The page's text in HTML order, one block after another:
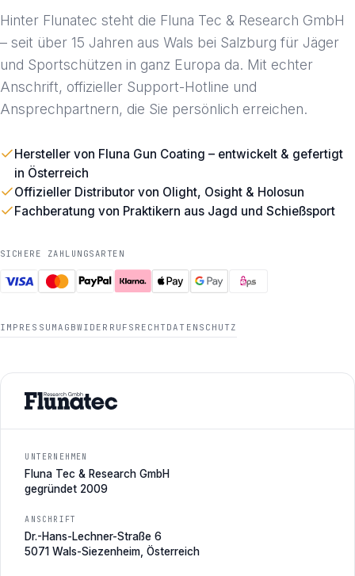
Hinter Flunatec steht die Fluna Tec & Research GmbH
– seit über 15 Jahren aus Wals bei Salzburg für Jäger
und Sportschützen in ganz Europa da. Mit echter
Anschrift, offizieller Support-Hotline und
Ansprechpartnern, die Sie persönlich erreichen.
Hersteller von Fluna Gun Coating – entwickelt & gefertigt
in Österreich
Offizieller Distributor von Olight, Osight & Holosun
Fachberatung von Praktikern aus Jagd und Schießsport
SICHERE ZAHLUNGSARTEN
IMPRESSUM AGBWIDERRUFSRECHT DATENSCHUTZ
UNTERNEHMEN
Fluna Tec & Research GmbH
gegründet 2009
ANSCHRIFT
Dr.-Hans-Lechner-Straße 6
5071 Wals-Siezenheim, Österreich